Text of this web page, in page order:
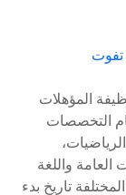
الرئيسية عدد الوظائف الشاغرة 689 وظيفة المؤهلات
التخصصات
العامة واللغة
تاريخ بدء